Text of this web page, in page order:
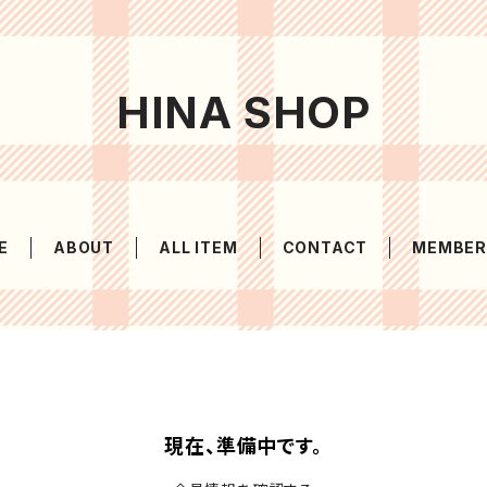
HINA SHOP
ABOUT ALL ITEM CONTACT
現在、準備中です。